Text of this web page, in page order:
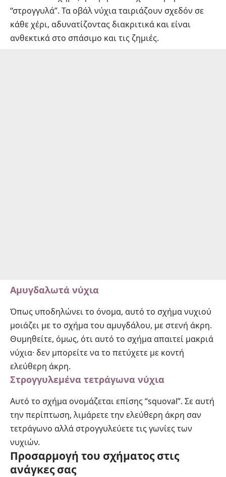
“στρογγυλά”. Τα οβάλ νύχια ταιριάζουν σχεδόν σε
κάθε χέρι, αδυνατίζοντας διακριτικά και είναι
ανθεκτικά στο σπάσιμο και τις ζημιές.
Αμυγδαλωτά νύχια
Όπως υποδηλώνει το όνομα, αυτό το σχήμα νυχιού
μοιάζει με το σχήμα του αμυγδάλου, με στενή άκρη.
Θυμηθείτε, όμως, ότι αυτό το σχήμα απαιτεί μακριά
νύχια· δεν μπορείτε να το πετύχετε με κοντή
ελεύθερη άκρη.
Στρογγυλεμένα τετράγωνα νύχια
Αυτό το σχήμα ονομάζεται επίσης “squoval”. Σε αυτή
την περίπτωση, λιμάρετε την ελεύθερη άκρη σαν
τετράγωνο αλλά στρογγυλεύετε τις γωνίες των
νυχιών.
Προσαρμογή του σχήματος στις
ανάγκες σας